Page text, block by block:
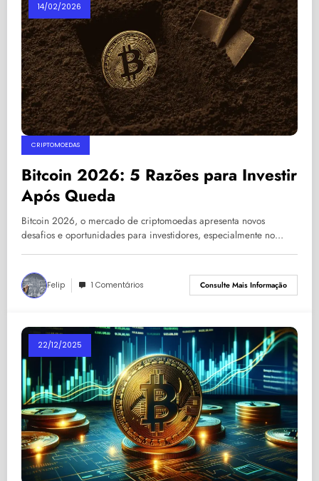
14/02/2026
CRIPTOMOEDAS
Bitcoin 2026: 5 Razões para Investir
Após Queda
Bitcoin 2026, o mercado de criptomoedas apresenta novos
desafios e oportunidades para investidores, especialmente no…
Felip 1 Comentários Consulte Mais Informação
22/12/2025